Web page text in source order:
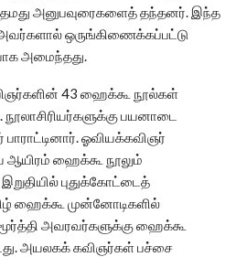
அனுபவுரைகளைத் தந்தனர். இந்த
ஒருங்கிணைக்கப்பட்டு
அமைந்தது.
43 ஹைக்கூ நூல்கள்
பயனாடை
ஓவியக்கவிஞர்
ஆயிரம் ஹைக்கூ நூலும்
புதுக்கோட்டைத்
ஹைக்கூ முன்னோடிகளில்
அவரவர்களுக்கு ஹைக்கூ
அயலகக் கவிஞர்கள் பச்சை